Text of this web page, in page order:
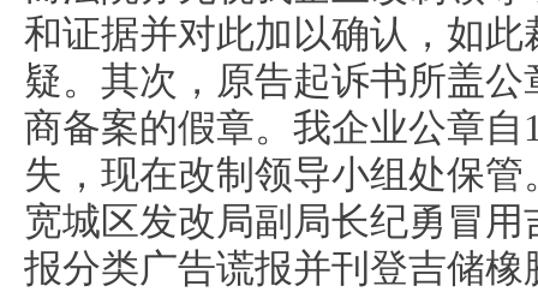
和证据并对此加以确认，如
疑。其次，原告起诉书所盖
商备案的假章。我企业公章自
失，现在改制领导小组处保管
宽城区发改局副局长纪勇冒
报分类广告谎报并刊登吉储